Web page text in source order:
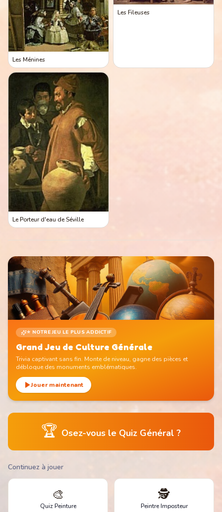
Les Ménines
Les Fileuses
Le Porteur d'eau de Séville
⭐ NOTRE JEU LE PLUS ADDICTIF
Grand Jeu de Culture Générale
Trivia captivant sans fin. Monte de niveau, gagne des pièces et
débloque des monuments emblématiques.
Jouer maintenant
🏆 Osez-vous le Quiz Général ?
Continuez à jouer
🎨
Quiz Peinture
🕵️
Peintre Imposteur